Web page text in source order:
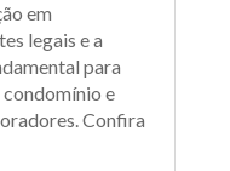
em
legais e a
para
e
Confira